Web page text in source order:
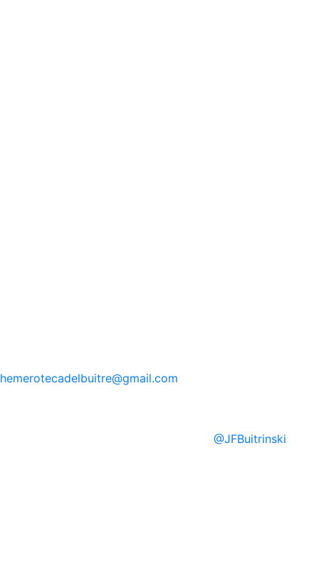
hemerotecadelbuitre@gmail.com
@JFBuitrinski